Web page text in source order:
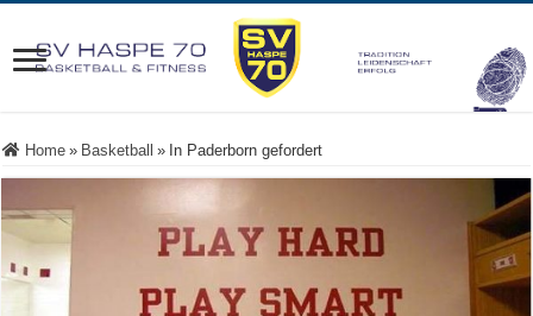
Home » Basketball » In Paderborn gefordert